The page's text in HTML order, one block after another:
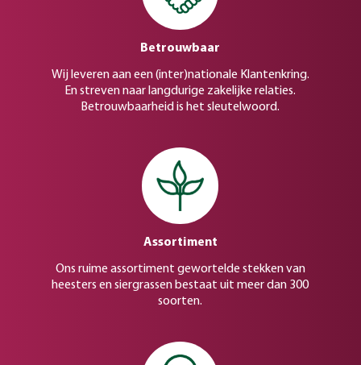
Betrouwbaar
Wij leveren aan een (inter)nationale Klantenkring.
En streven naar langdurige zakelijke relaties.
Betrouwbaarheid is het sleutelwoord.
Assortiment
Ons ruime assortiment gewortelde stekken van
heesters en siergrassen bestaat uit meer dan 300
soorten.